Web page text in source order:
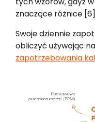
znaczące różnice
Swoje dziennie
obliczyć używając
zapotrzebowania